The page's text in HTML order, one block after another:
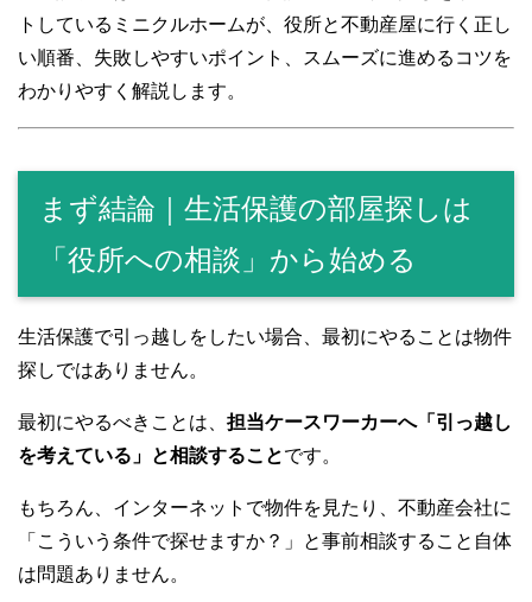
トしているミニクルホームが、役所と不動産屋に行く正し
い順番、失敗しやすいポイント、スムーズに進めるコツを
わかりやすく解説します。
まず結論｜生活保護の部屋探しは
「役所への相談」から始める
生活保護で引っ越しをしたい場合、最初にやることは物件
探しではありません。
最初にやるべきことは、 担当ケースワーカーへ「引っ越し
を考えている」と相談することです。
もちろん、インターネットで物件を見たり、不動産会社に
「こういう条件で探せますか？」と事前相談すること自体
は問題ありません。